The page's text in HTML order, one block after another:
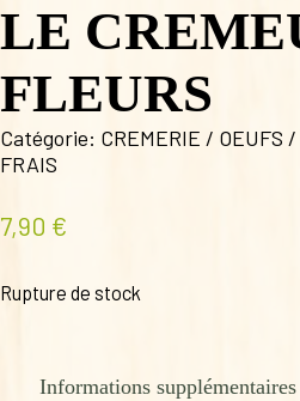
LE
FLEURS
Catégorie: CREMERIE / OEUFS /
FRAIS
7,90 €
Rupture de stock
Informations supplémentaires